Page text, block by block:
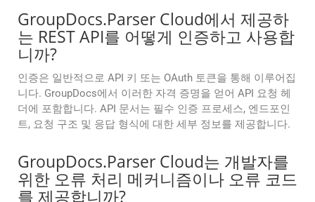
GroupDocs.Parser Cloud에서 제공하
는 REST API를 어떻게 인증하고 사용합
니까?
인증은 일반적으로 API 키 또는 OAuth 토큰을 통해 이루어집
니다. GroupDocs에서 이러한 자격 증명을 얻어 API 요청 헤
더에 포함합니다. API 문서는 필수 인증 프로세스, 엔드포인
트, 요청 구조 및 응답 형식에 대한 세부 정보를 제공합니다.
GroupDocs.Parser Cloud는 개발자를
위한 오류 처리 메커니즘이나 오류 코드
를 제공합니까?